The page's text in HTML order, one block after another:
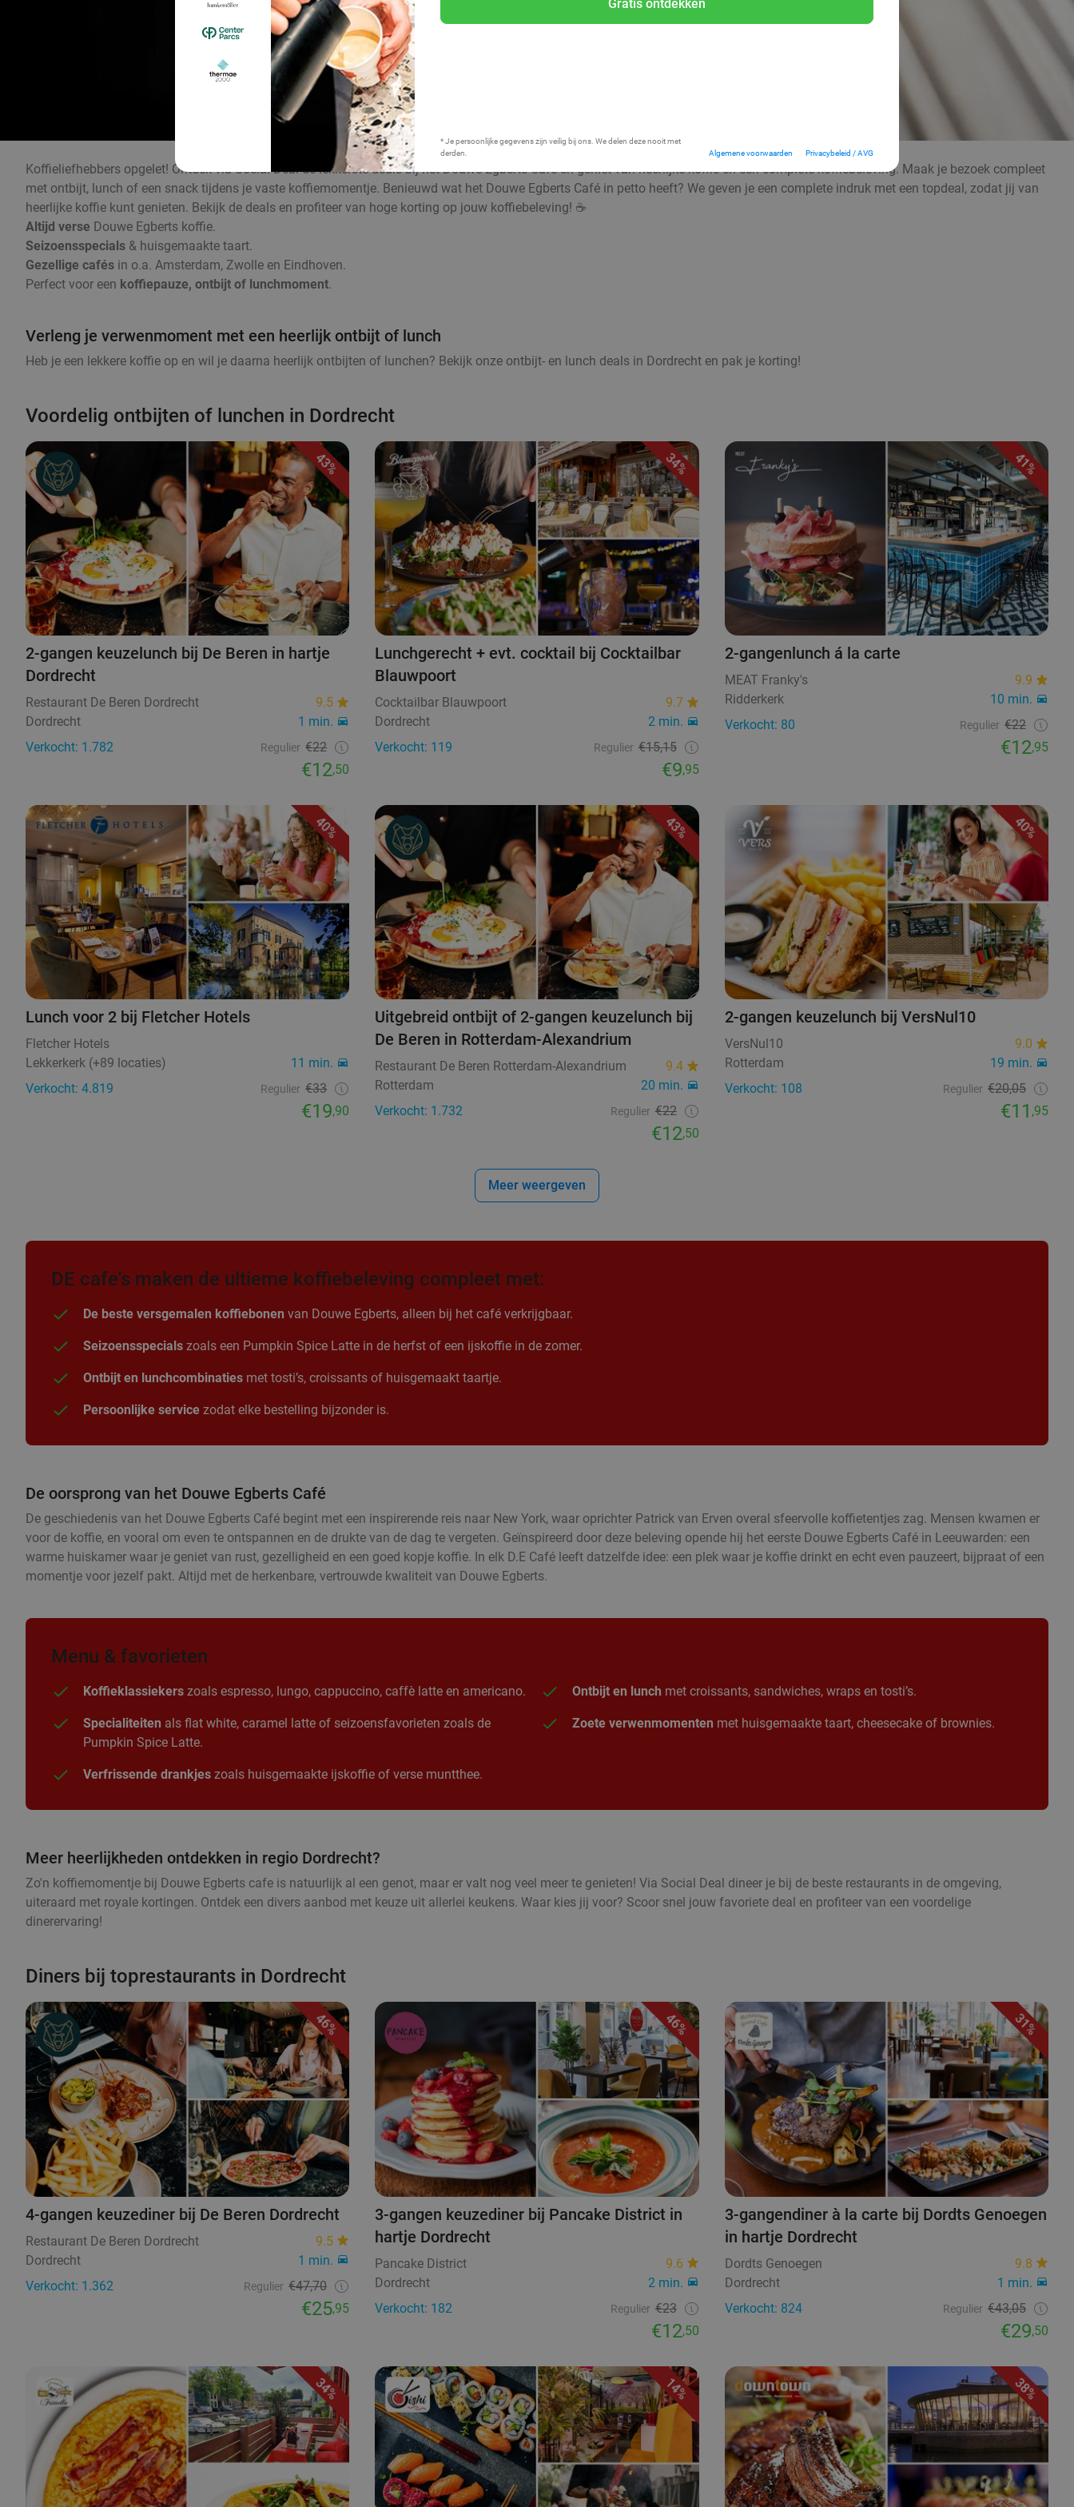
Gratis ontdekken
* Je persoonlijke gegevens zijn veilig bij ons. We delen deze nooit met
derden.
Algemene voorwaarden Privacybeleid / AVG
Koffieliefhebbers opgelet! Ontdek via Social Deal de lekkerste deals bij het Douwe Egberts Café en geniet van heerlijke koffie en een complete koffiebeleving. Maak je bezoek compleet
met ontbijt, lunch of een snack tijdens je vaste koffiemomentje. Benieuwd wat het Douwe Egberts Café in petto heeft? We geven je een complete indruk met een topdeal, zodat jij van
heerlijke koffie kunt genieten. Bekijk de deals en profiteer van hoge korting op jouw koffiebeleving! ☕
Altijd verse Douwe Egberts koffie.
Seizoensspecials & huisgemaakte taart.
Gezellige cafés in o.a. Amsterdam, Zwolle en Eindhoven.
Perfect voor een koffiepauze, ontbijt of lunchmoment.
Verleng je verwenmoment met een heerlijk ontbijt of lunch
Heb je een lekkere koffie op en wil je daarna heerlijk ontbijten of lunchen? Bekijk onze ontbijt- en lunch deals in Dordrecht en pak je korting!
Voordelig ontbijten of lunchen in Dordrecht
43%
2-gangen keuzelunch bij De Beren in hartje
Dordrecht
Restaurant De Beren Dordrecht
9.5
Dordrecht
1 min.
Verkocht: 1.782
Regulier €22
€12,50
34%
Lunchgerecht + evt. cocktail bij Cocktailbar
Blauwpoort
Cocktailbar Blauwpoort
9.7
Dordrecht
2 min.
Verkocht: 119
Regulier €15,15
€9,95
41%
2-gangenlunch á la carte
MEAT Franky's
9.9
Ridderkerk
10 min.
Verkocht: 80
Regulier €22
€12,95
40%
Lunch voor 2 bij Fletcher Hotels
Fletcher Hotels
Lekkerkerk (+89 locaties)
11 min.
Verkocht: 4.819
Regulier €33
€19,90
43%
Uitgebreid ontbijt of 2-gangen keuzelunch bij
De Beren in Rotterdam-Alexandrium
Restaurant De Beren Rotterdam-Alexandrium
9.4
Rotterdam
20 min.
Verkocht: 1.732
Regulier €22
€12,50
40%
2-gangen keuzelunch bij VersNul10
VersNul10
9.0
Rotterdam
19 min.
Verkocht: 108
Regulier €20,05
€11 ,95
Meer weergeven
DE cafe's maken de ultieme koffiebeleving compleet met:
De beste versgemalen koffiebonen van Douwe Egberts, alleen bij het café verkrijgbaar.
Seizoensspecials zoals een Pumpkin Spice Latte in de herfst of een ijskoffie in de zomer.
Ontbijt en lunchcombinaties met tosti’s, croissants of huisgemaakt taartje.
Persoonlijke service zodat elke bestelling bijzonder is.
De oorsprong van het Douwe Egberts Café
De geschiedenis van het Douwe Egberts Café begint met een inspirerende reis naar New York, waar oprichter Patrick van Erven overal sfeervolle koffietentjes zag. Mensen kwamen er
voor de koffie, en vooral om even te ontspannen en de drukte van de dag te vergeten. Geïnspireerd door deze beleving opende hij het eerste Douwe Egberts Café in Leeuwarden: een
warme huiskamer waar je geniet van rust, gezelligheid en een goed kopje koffie. In elk D.E Café leeft datzelfde idee: een plek waar je koffie drinkt en echt even pauzeert, bijpraat of een
momentje voor jezelf pakt. Altijd met de herkenbare, vertrouwde kwaliteit van Douwe Egberts.
Menu & favorieten
Koffieklassiekers zoals espresso, lungo, cappuccino, caffè latte en americano.
Specialiteiten als flat white, caramel latte of seizoensfavorieten zoals de
Pumpkin Spice Latte.
Verfrissende drankjes zoals huisgemaakte ijskoffie of verse muntthee.
Ontbijt en lunch met croissants, sandwiches, wraps en tosti’s.
Zoete verwenmomenten met huisgemaakte taart, cheesecake of brownies.
Meer heerlijkheden ontdekken in regio Dordrecht?
Zo'n koffiemomentje bij Douwe Egberts cafe is natuurlijk al een genot, maar er valt nog veel meer te genieten! Via Social Deal dineer je bij de beste restaurants in de omgeving,
uiteraard met royale kortingen. Ontdek een divers aanbod met keuze uit allerlei keukens. Waar kies jij voor? Scoor snel jouw favoriete deal en profiteer van een voordelige
dinerervaring!
Diners bij toprestaurants in Dordrecht
46%
4-gangen keuzediner bij De Beren Dordrecht
Restaurant De Beren Dordrecht
9.5
Dordrecht
1 min.
Verkocht: 1.362
Regulier €47,70
€25,95
46%
3-gangen keuzediner bij Pancake District in
hartje Dordrecht
Pancake District
9.6
Dordrecht
2 min.
Verkocht: 182
Regulier €23
€12,50
31%
3-gangendiner à la carte bij Dordts Genoegen
in hartje Dordrecht
Dordts Genoegen
9.8
Dordrecht
1 min.
Verkocht: 824
Regulier €43,05
€29,50
34% 14% 38%